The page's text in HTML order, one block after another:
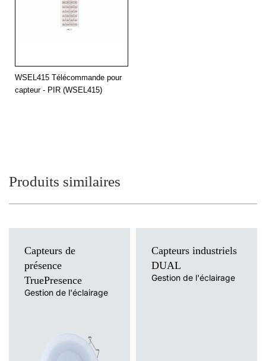
WSEL415 Télécommande pour
capteur - PIR (WSEL415)
Produits similaires
Capteurs de
présence
TruePresence
Gestion de l'éclairage
Capteurs industriels
DUAL
Gestion de l'éclairage